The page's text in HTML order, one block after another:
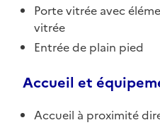
Porte vitrée avec
vitrée
Entrée de plain pied
Accueil et
Accueil à proximité